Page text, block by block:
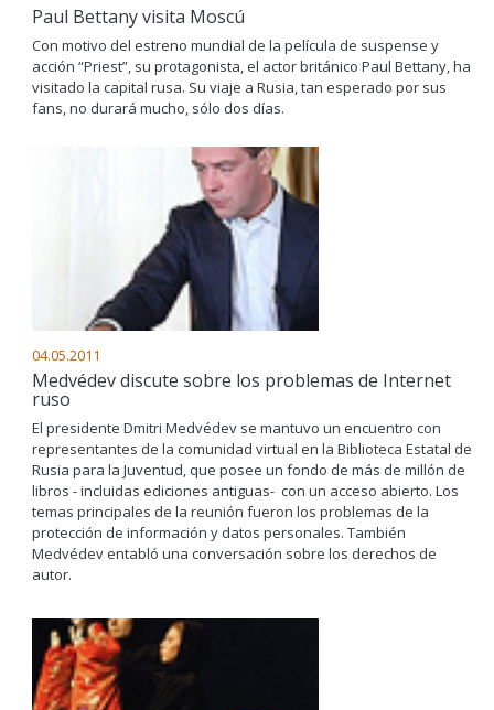
Paul Bettany visita Moscú
Con motivo del estreno mundial de la película de suspense y
acción “Priest”, su protagonista, el actor británico Paul Bettany, ha
visitado la capital rusa. Su viaje a Rusia, tan esperado por sus
fans, no durará mucho, sólo dos días.
04.05.2011
Medvédev discute sobre los problemas de Internet
ruso
El presidente Dmitri Medvédev se mantuvo un encuentro con
representantes de la comunidad virtual en la Biblioteca Estatal de
Rusia para la Juventud, que posee un fondo de más de millón de
libros - incluidas ediciones antiguas- con un acceso abierto. Los
temas principales de la reunión fueron los problemas de la
protección de información y datos personales. También
Medvédev entabló una conversación sobre los derechos de
autor.